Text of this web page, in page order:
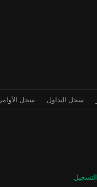
سجل الأوامر سجل التداول
التسجيل